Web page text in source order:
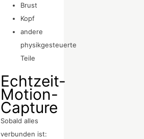
Brust
Kopf
andere
physikgesteuerte
Teile
Echtzeit-
Motion-
Capture
Sobald alles
verbunden ist: